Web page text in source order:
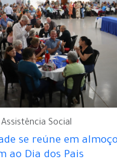
Social
se reúne em
ao Dia dos Pais